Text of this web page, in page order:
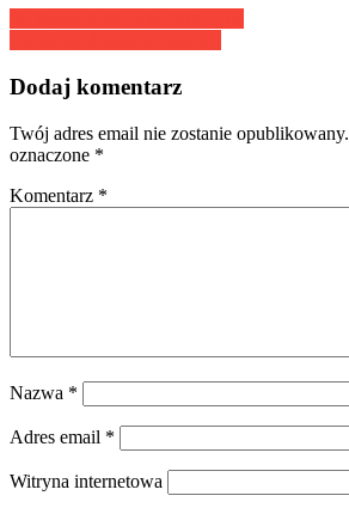
Nawigacja
wpisu
Dodaj komentarz
Twój adres email nie zostanie opublikowany.
oznaczone *
Komentarz *
Nazwa *
Adres email *
Witryna internetowa